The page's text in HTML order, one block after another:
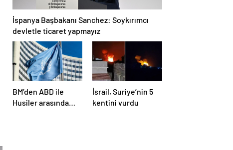
İspanya Başbakanı Sanchez: Soykırımcı
devletle ticaret yapmayız
BM’den ABD ile
Husiler arasında
İsrail, Suriye’nin 5
kentini vurdu